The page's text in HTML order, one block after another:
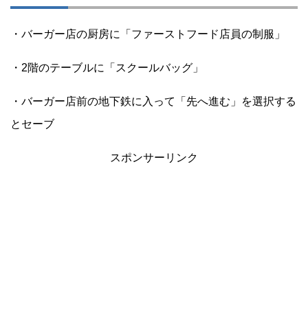
・バーガー店の厨房に「ファーストフード店員の制服」
・2階のテーブルに「スクールバッグ」
・バーガー店前の地下鉄に入って「先へ進む」を選択する
とセーブ
スポンサーリンク